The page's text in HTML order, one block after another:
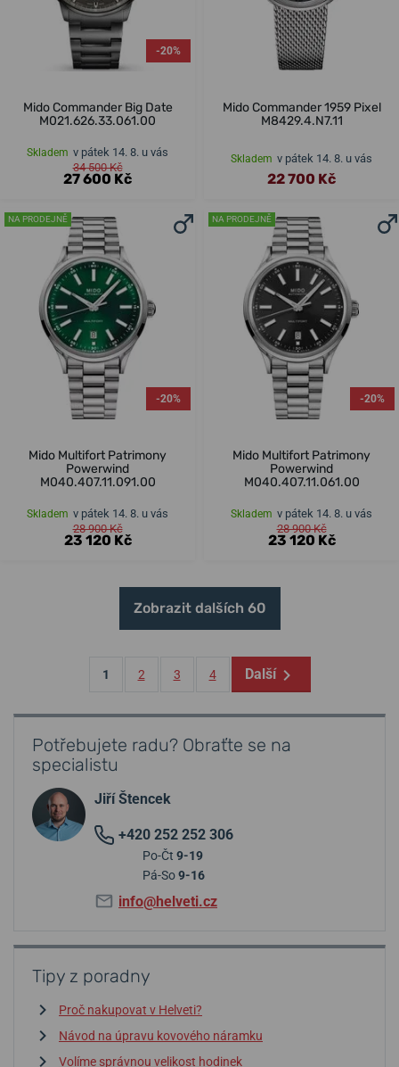
-20%
Mido Commander Big Date
M021.626.33.061.00
Skladem v pátek 14. 8. u vás
34 500 Kč
27 600 Kč
Mido Commander 1959 Pixel
M8429.4.N7.11
Skladem v pátek 14. 8. u vás
22 700 Kč
NA PRODEJNĚ
-20%
Mido Multifort Patrimony
Powerwind
M040.407.11.091.00
Skladem v pátek 14. 8. u vás
28 900 Kč
23 120 Kč
NA PRODEJNĚ
-20%
Mido Multifort Patrimony
Powerwind
M040.407.11.061.00
Skladem v pátek 14. 8. u vás
28 900 Kč
23 120 Kč
Zobrazit dalších 60
1 2 3 4 Další
Potřebujete radu? Obraťte se na
specialistu
Jiří Štencek
+420 252 252 306
Po-Čt 9-19
Pá-So9-16
info@helveti.cz
Tipy z poradny
Proč nakupovat v Helveti?
Návod na úpravu kovového náramku
Volíme správnou velikost hodinek